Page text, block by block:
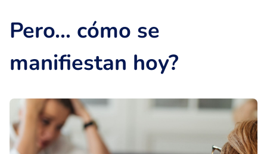
Pero… cómo se
manifiestan hoy?